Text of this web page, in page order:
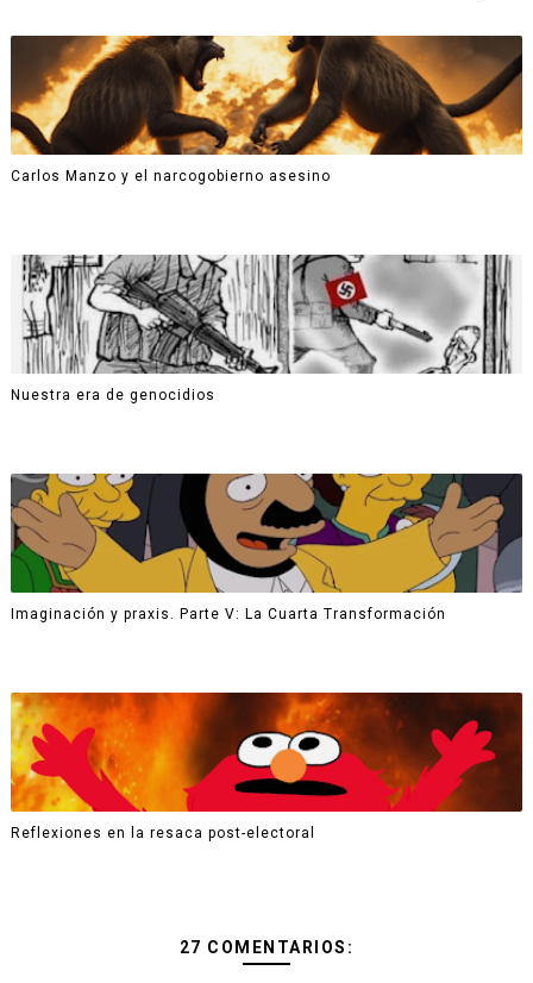
Carlos Manzo y el narcogobierno asesino
Nuestra era de genocidios
Imaginación y praxis. Parte V: La Cuarta Transformación
Reflexiones en la resaca post-electoral
27 COMENTARIOS: